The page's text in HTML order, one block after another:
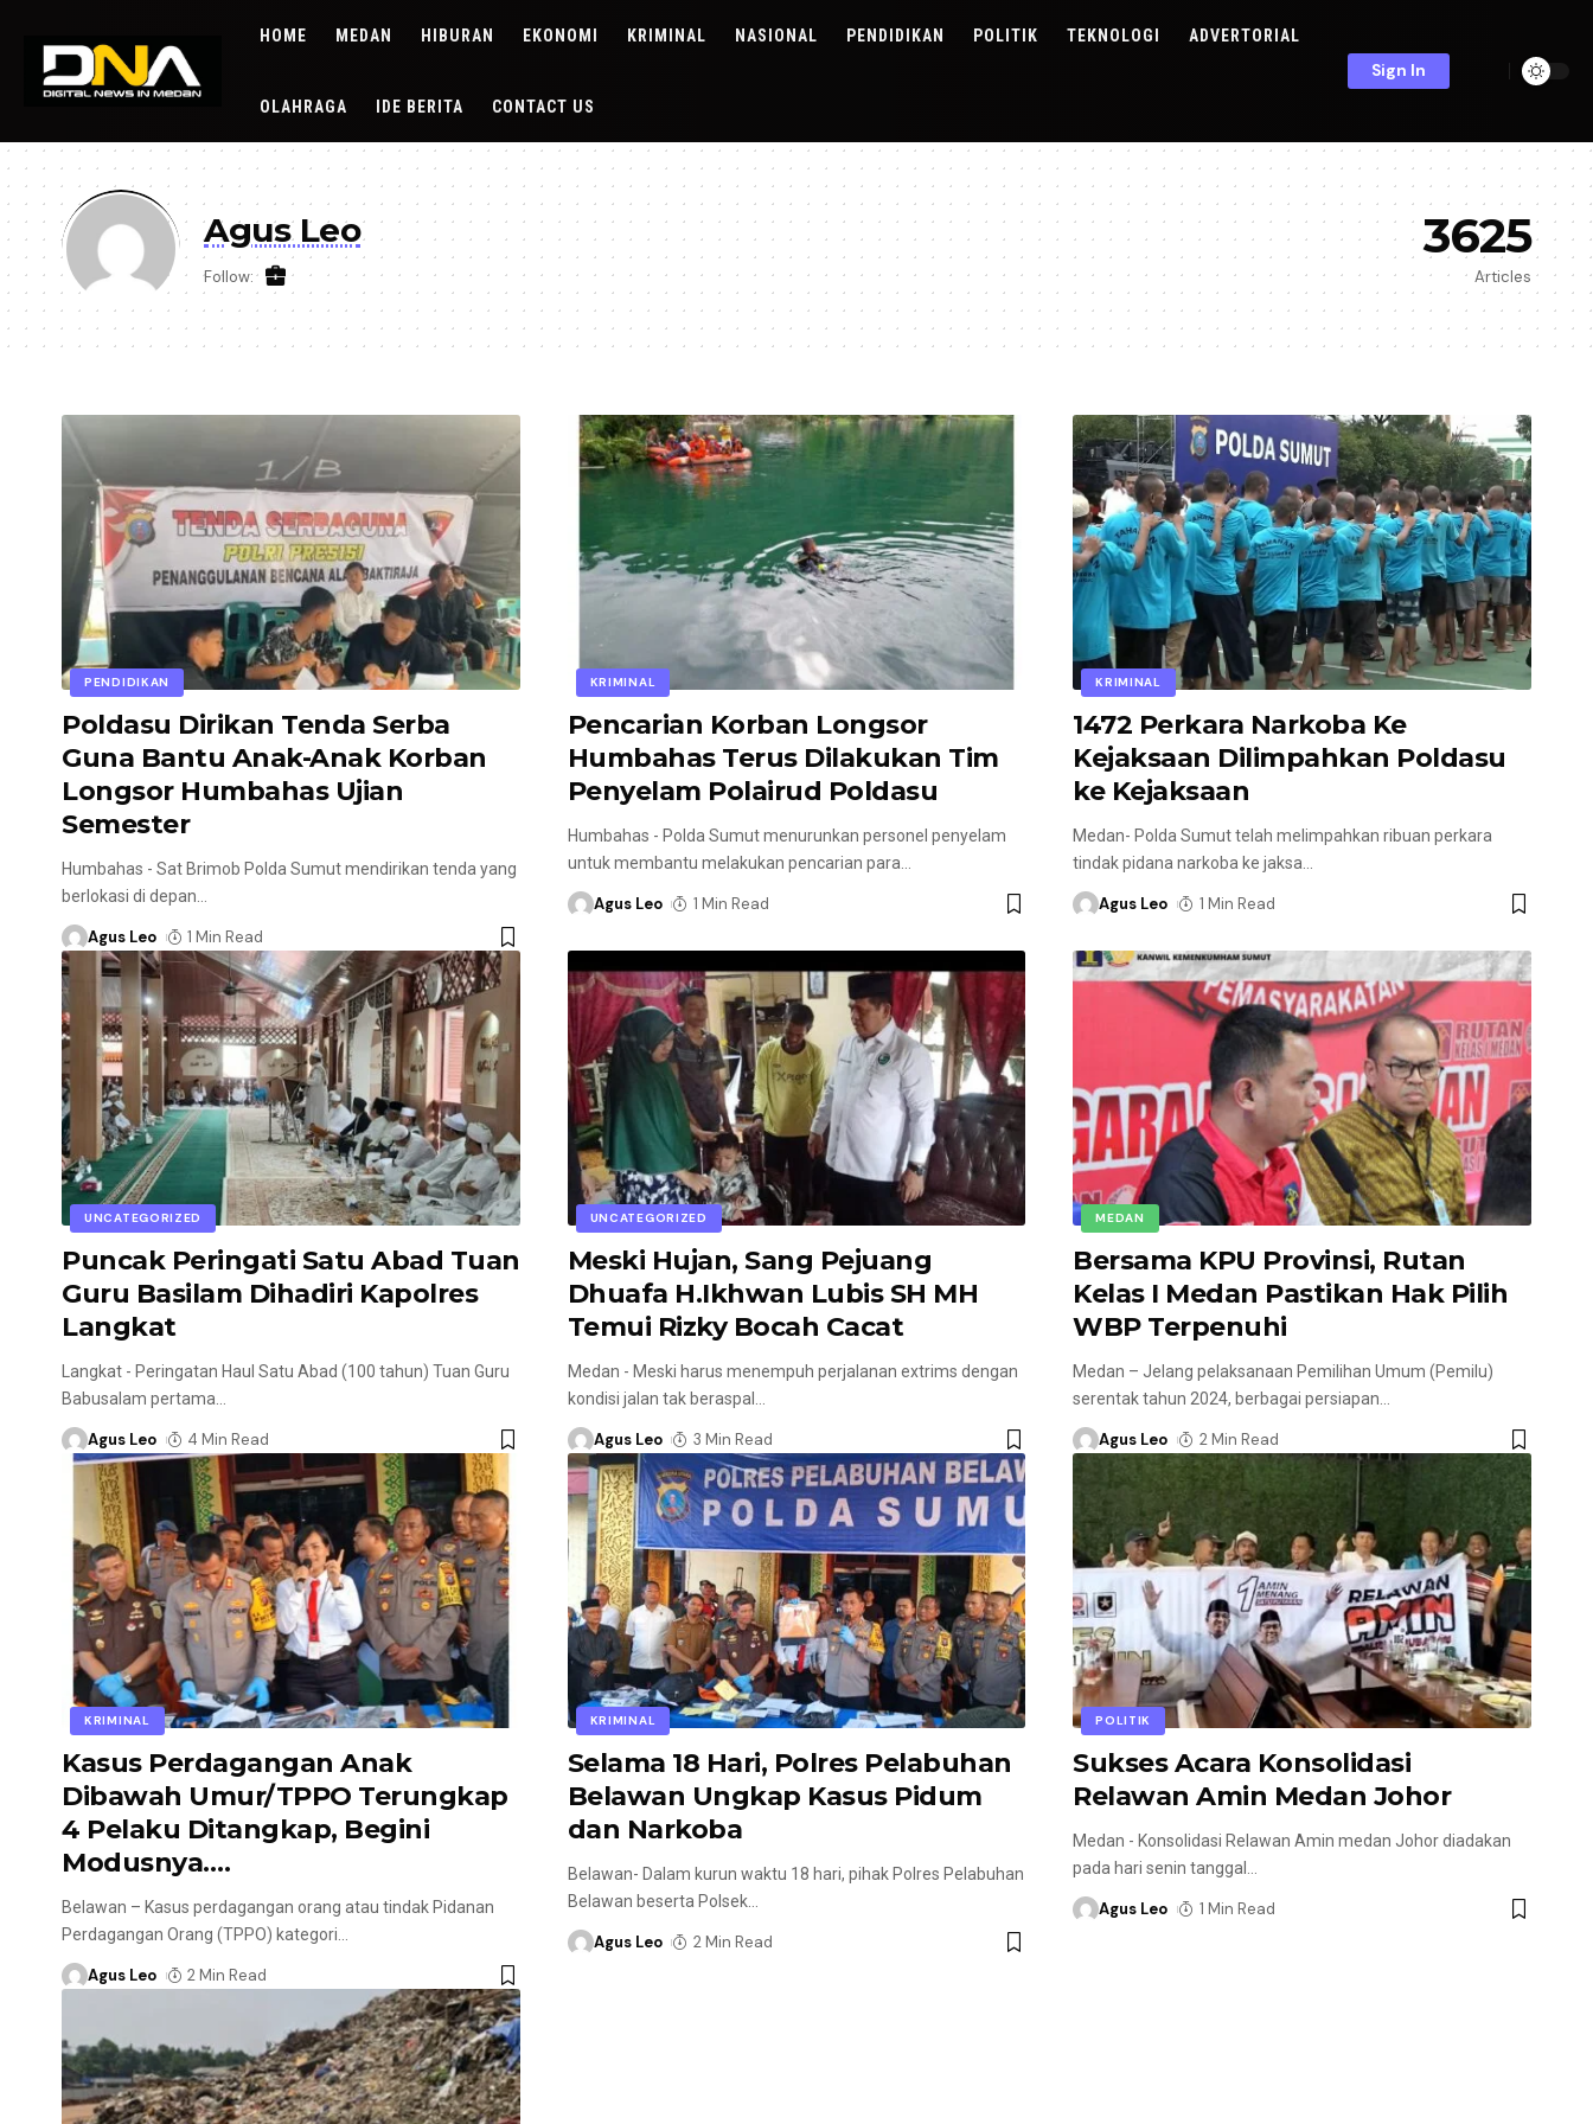
HOME MEDAN HIBURAN EKONOMI KRIMINAL NASIONAL PENDIDIKAN POLITIK TEKNOLOGI ADVERTORIAL
OLAHRAGA IDE BERITA CONTACT US
Sign In
Agus Leo
Follow:
3625
Articles
PENDIDIKAN
Poldasu Dirikan Tenda Serba
Guna Bantu Anak-Anak Korban
Longsor Humbahas Ujian
Semester
Humbahas - Sat Brimob Polda Sumut mendirikan tenda yang
berlokasi di depan
Agus Leo 1 Min Read
KRIMINAL
Pencarian Korban Longsor
Humbahas Terus Dilakukan Tim
Penyelam Polairud Poldasu
Humbahas - Polda Sumut menurunkan personel penyelam
untuk membantu melakukan pencarian para
Agus Leo 1 Min Read
KRIMINAL
1472 Perkara Narkoba Ke
Kejaksaan Dilimpahkan Poldasu
ke Kejaksaan
Medan- Polda Sumut telah melimpahkan ribuan perkara
tindak pidana narkoba ke jaksa
Agus Leo 1 Min Read
UNCATEGORIZED
Puncak Peringati Satu Abad Tuan
Guru Basilam Dihadiri Kapolres
Langkat
Langkat - Peringatan Haul Satu Abad (100 tahun) Tuan Guru
Babusalam pertama
Agus Leo 4 Min Read
UNCATEGORIZED
Meski Hujan, Sang Pejuang
Dhuafa H.Ikhwan Lubis SH MH
Temui Rizky Bocah Cacat
Medan - Meski harus menempuh perjalanan extrims dengan
kondisi jalan tak beraspal
Agus Leo 3 Min Read
MEDAN
Bersama KPU Provinsi, Rutan
Kelas I Medan Pastikan Hak Pilih
WBP Terpenuhi
Medan – Jelang pelaksanaan Pemilihan Umum (Pemilu)
serentak tahun 2024, berbagai persiapan
Agus Leo 2 Min Read
KRIMINAL
Kasus Perdagangan Anak
Dibawah Umur/TPPO Terungkap
4 Pelaku Ditangkap, Begini
Modusnya….
Belawan – Kasus perdagangan orang atau tindak Pidanan
Perdagangan Orang (TPPO) kategori
Agus Leo 2 Min Read
KRIMINAL
Selama 18 Hari, Polres Pelabuhan
Belawan Ungkap Kasus Pidum
dan Narkoba
Belawan- Dalam kurun waktu 18 hari, pihak Polres Pelabuhan
Belawan beserta Polsek…
Agus Leo 2 Min Read
POLITIK
Sukses Acara Konsolidasi
Relawan Amin Medan Johor
Medan - Konsolidasi Relawan Amin medan Johor diadakan
pada hari senin tanggal
Agus Leo 1 Min Read